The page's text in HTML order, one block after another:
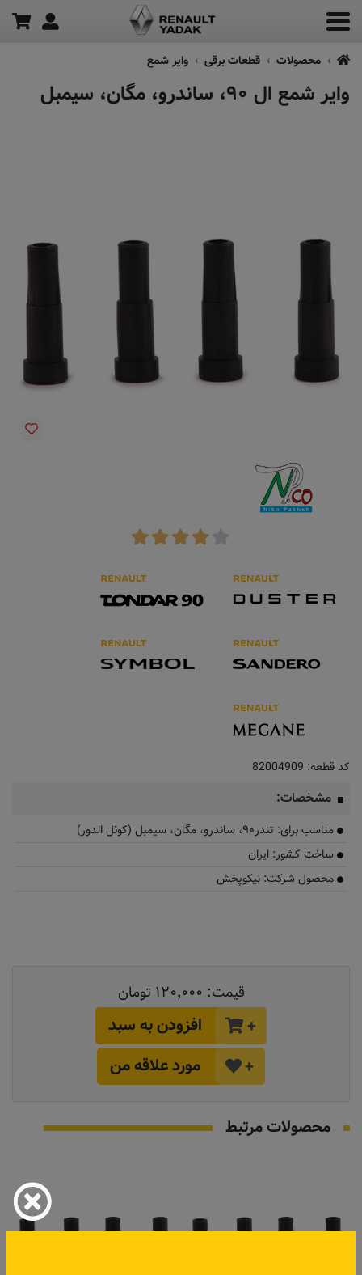
محصولات قطعات برقی وایر شمع
وایر شمع ال ۹۰، ساندرو، مگان، سیمبل
کد قطعه: 82004909
مشخصات:
مناسب برای: تندر۹۰، ساندرو، مگان، سیمبل (کوئل الدور)
ساخت کشور: ایران
محصول شرکت: نیکوپخش
قیمت: ۱۲۰٬۰۰۰ تومان
+
افزودن به سبد
+
مورد علاقه من
محصولات مرتبط